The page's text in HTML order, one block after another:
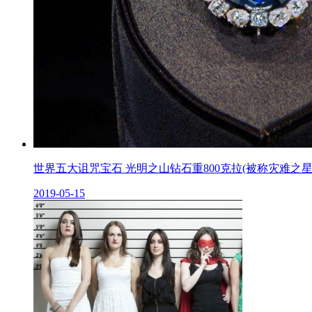
世界五大诅咒宝石 光明之山钻石重800克拉(被称灾难之
2019-05-15